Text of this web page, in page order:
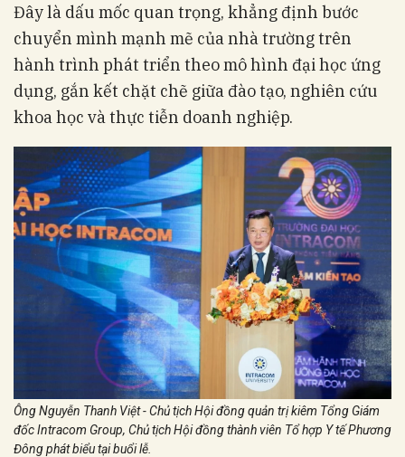
Đây là dấu mốc quan trọng, khẳng định bước
chuyển mình mạnh mẽ của nhà trường trên
hành trình phát triển theo mô hình đại học ứng
dụng, gắn kết chặt chẽ giữa đào tạo, nghiên cứu
khoa học và thực tiễn doanh nghiệp.
Ông Nguyễn Thanh Việt - Chủ tịch Hội đồng quản trị kiêm Tổng Giám
đốc Intracom Group, Chủ tịch Hội đồng thành viên Tổ hợp Y tế Phương
Đông phát biểu tại buổi lễ.